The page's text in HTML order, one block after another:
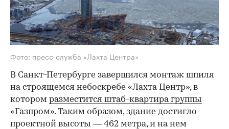
Фото: пресс-служба «Лахта Центра»
В Санкт-Петербурге завершился монтаж шпиля
на строящемся небоскребе «Лахта Центр», в
котором разместится штаб-квартира группы
«Газпром». Таким образом, здание достигло
проектной высоты — 462 метра, и на нем